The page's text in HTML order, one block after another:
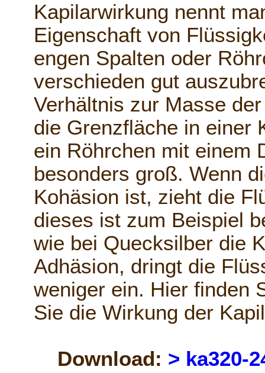
Kapilarwirkung nennt
Eigenschaft von
engen Spalten oder
verschieden gut
Verhältnis zur Masse
die Grenzfläche in einer
ein Röhrchen mit einem
besonders groß. Wenn
Kohäsion ist, zieht die
dieses ist zum Beispiel
wie bei Quecksilber die
Adhäsion, dringt die
weniger ein. Hier finden
Sie die Wirkung der
Download: > ka320-